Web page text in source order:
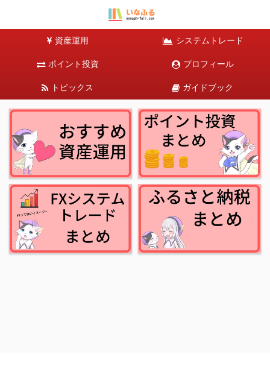
資産運用 システムトレード
ポイント投資 プロフィール
トピックス ガイドブック